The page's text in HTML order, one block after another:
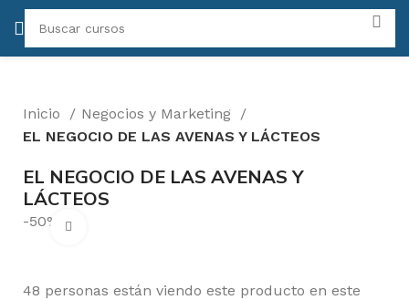
Inicio
Negocios y Marketing
EL NEGOCIO DE LAS AVENAS Y LÁCTEOS
EL NEGOCIO DE LAS AVENAS Y
LÁCTEOS
-50%
48 personas están viendo este producto en este